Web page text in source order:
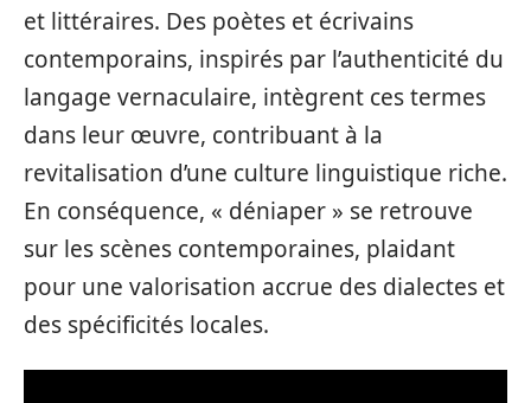
et littéraires. Des poètes et écrivains
contemporains, inspirés par l’authenticité du
langage vernaculaire, intègrent ces termes
dans leur œuvre, contribuant à la
revitalisation d’une culture linguistique riche.
En conséquence, « déniaper » se retrouve
sur les scènes contemporaines, plaidant
pour une valorisation accrue des dialectes et
des spécificités locales.